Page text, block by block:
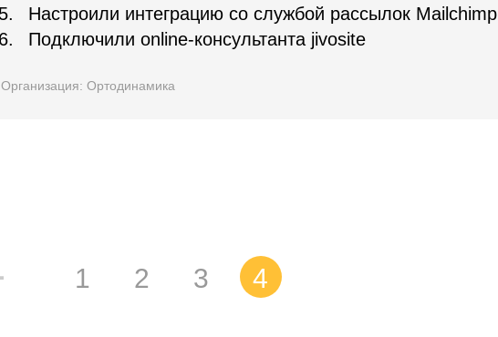
Настроили интеграцию со службой рассылок Mailchimp
Подключили online-консультанта jivosite
Организация: Ортодинамика
1 2 3 4